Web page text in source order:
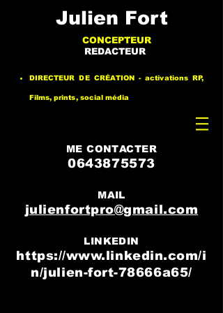
CONCEPTEUR
REDACTEUR
Julien Fort
DIRECTEUR DE CRÉATION - activations RP,
Films, prints, social média
ME CONTACTER
0643875573
MAIL
julienfortpro@gmail.com
LINKEDIN
https://www.linkedin.com/i
n/julien-fort-78666a65/